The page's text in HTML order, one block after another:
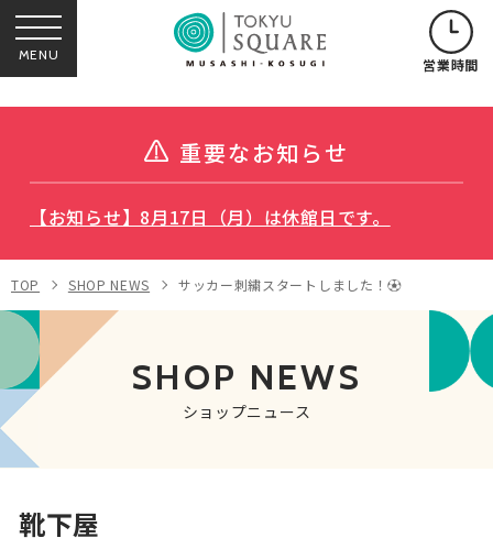
MENU 営業時間
重要なお知らせ
【お知らせ】8月17日（月）は休館日です。
TOP SHOP NEWS サッカー刺繍スタートしました！⚽️
SHOP NEWS
ショップニュース
靴下屋